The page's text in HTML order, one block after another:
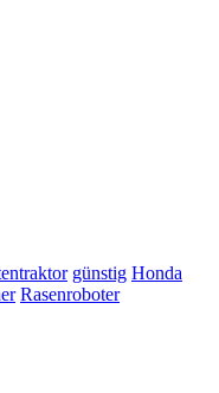
günstig Honda
Rasenroboter